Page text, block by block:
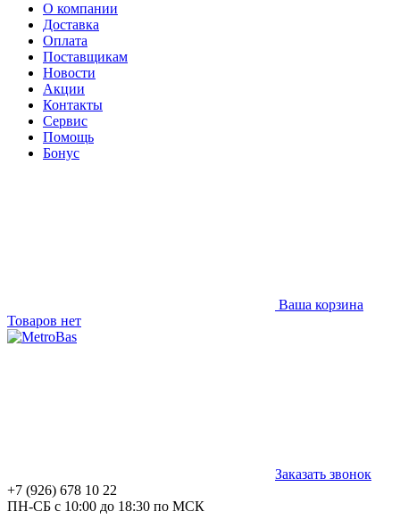
О компании
Доставка
Оплата
Поставщикам
Новости
Акции
Контакты
Сервис
Помощь
Бонус
Ваша корзина
Товаров нет
Заказать звонок
+7 (926) 678 10 22
ПН-СБ с 10:00 до 18:30 по МСК